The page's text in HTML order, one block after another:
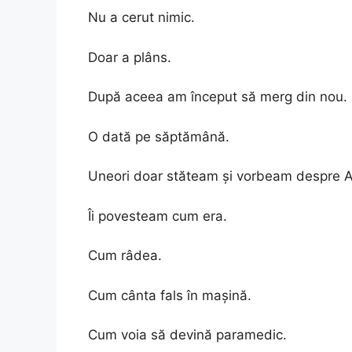
Nu a cerut nimic.
Doar a plâns.
După aceea am început să merg din nou.
O dată pe săptămână.
Uneori doar stăteam și vorbeam despre
Îi povesteam cum era.
Cum râdea.
Cum cânta fals în mașină.
Cum voia să devină paramedic.